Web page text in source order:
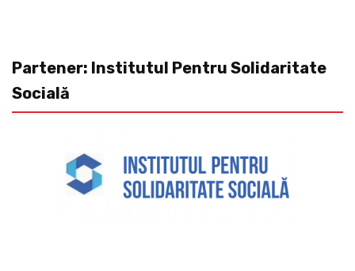
Partener: Institutul Pentru Solidaritate
Socială